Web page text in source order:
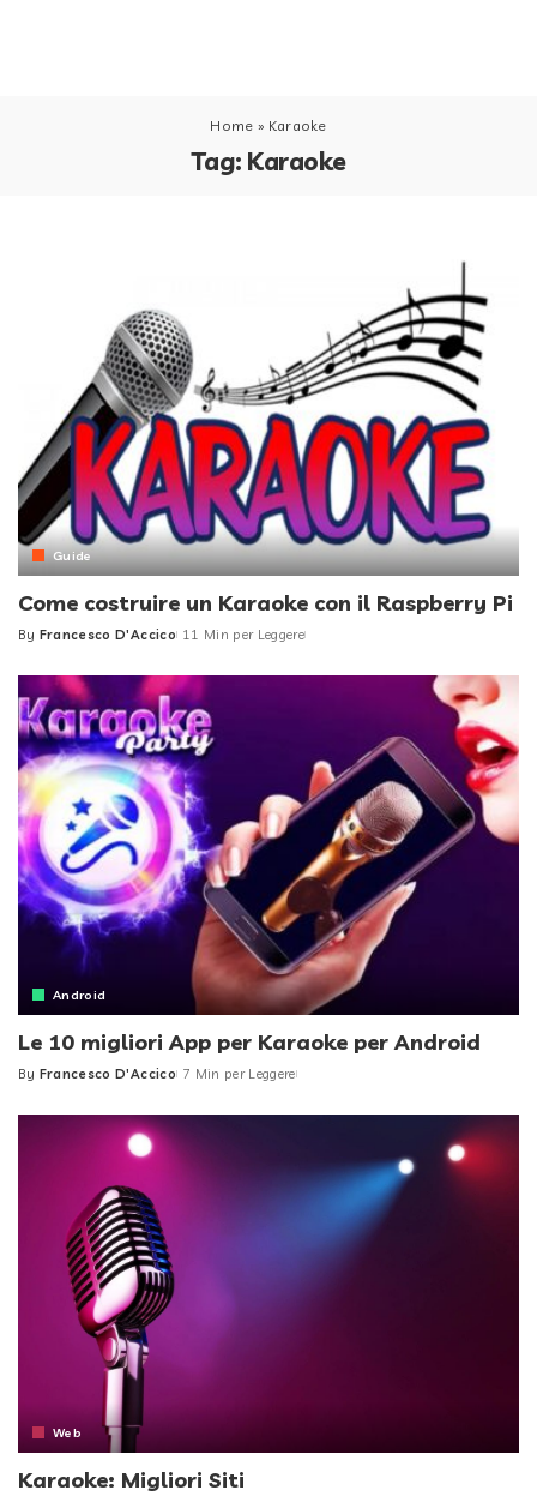
Home » Karaoke
Tag: Karaoke
Guide
Come costruire un Karaoke con il Raspberry Pi
Posted
By Francesco D'Accico 11 Min per Leggere
Android
Le 10 migliori App per Karaoke per Android
Posted
By Francesco D'Accico 7 Min per Leggere
Web
Karaoke: Migliori Siti